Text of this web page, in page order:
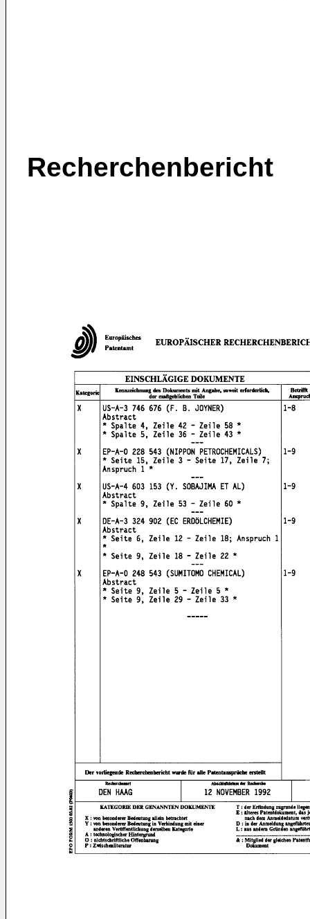
Recherchenbericht